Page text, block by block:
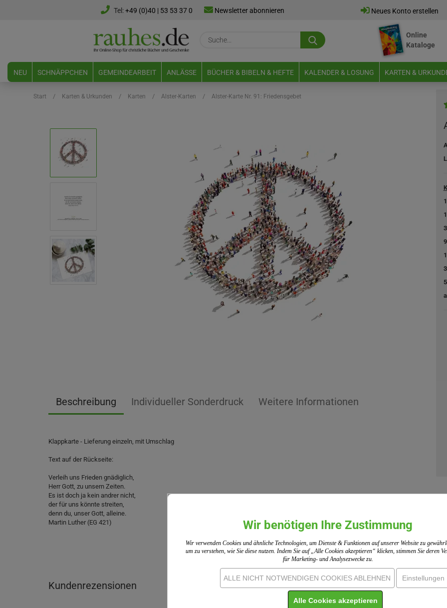
Tel:+49 (0)40 | 53 53 37 0 Newsletter abonnieren Neues Konto erstellen
Suche...
Online
Kataloge
NEU SCHNÄPPCHEN GEMEINDEARBEIT ANLÄSSE BÜCHER & BIBELN & HEFTE KALENDER & LOSUNG KARTEN &
Start / Karten & Urkunden / Karten / Alster-Karten / Alster-Karte Nr. 91: Friedensgebet
Beschreibung Individueller Sonderdruck Weitere Informationen
Klappkarte - Lieferung einzeln, mit Umschlag
Text auf der Rückseite:
Verleih uns Frieden gnädiglich,
Herr Gott, zu unsern Zeiten.
Es ist doch ja kein andrer nicht,
der für uns könnte streiten,
denn du, unser Gott, alleine.
Martin Luther (EG 421)
Kundenrezensionen
Wir benötigen Ihre Zustimmung
Wir verwenden Cookies und ähnliche Technologien, um Dienste & Funktionen auf unserer Website zu
um zu verstehen, wie Sie diese nutzen. Indem Sie auf „Alle Cookies akzeptieren“ klicken, stimmen Sie deren
für Marketing- und Analysezwecke zu.
ALLE NICHT NOTWENDIGEN COOKIES ABLEHNEN Einstellungen
Alle Cookies akzeptieren